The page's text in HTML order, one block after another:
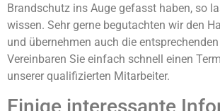
Brandschutz ins Auge gefasst haben, so
wissen. Sehr gerne begutachten wir den
und übernehmen auch die
Vereinbaren Sie einfach schnell einen
unserer qualifizierten Mitarbeiter.